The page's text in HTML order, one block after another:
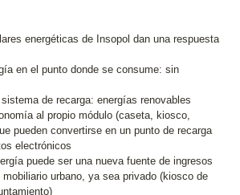
energéticas de Insopol dan una respuesta
en el punto donde se consume: sin
de recarga: energías renovables
al propio módulo (caseta, kiosco,
pueden convertirse en un punto de recarga
electrónicos
puede ser una nueva fuente de ingresos
urbano, ya sea privado (kiosco de